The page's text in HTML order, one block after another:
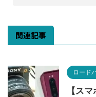
関連記事
ロード
【ス